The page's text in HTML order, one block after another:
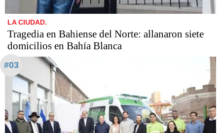
LA CIUDAD.
Tragedia en Bahiense del Norte: allanaron siete
domicilios en Bahía Blanca
#03